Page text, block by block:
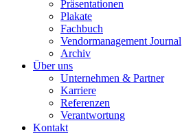
Präsentationen
Plakate
Fachbuch
Vendormanagement Journal
Archiv
Über uns
Unternehmen & Partner
Karriere
Referenzen
Verantwortung
Kontakt